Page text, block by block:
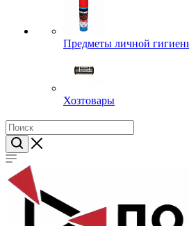
Флаги и вымпелы
Предметы личной гигиены